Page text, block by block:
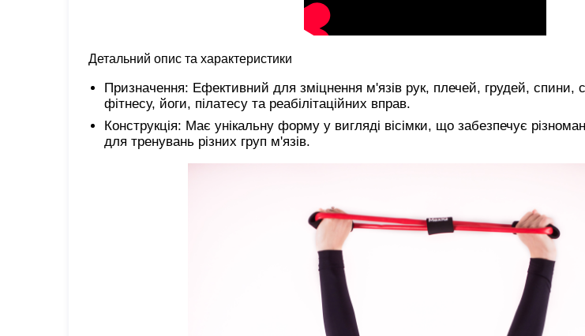
Детальний опис та характеристики
Призначення: Ефективний для зміцнення м'язів рук, плечей, грудей, спини,
фітнесу, йоги, пілатесу та реабілітаційних вправ.
Конструкція: Має унікальну форму у вигляді вісімки, що забезпечує
для тренувань різних груп м'язів.